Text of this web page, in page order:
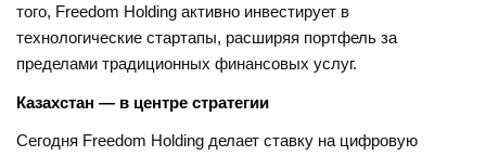
того, Freedom Holding активно инвестирует в
технологические стартапы, расширяя портфель за
пределами традиционных финансовых услуг.
Казахстан — в центре стратегии
Сегодня Freedom Holding делает ставку на цифровую